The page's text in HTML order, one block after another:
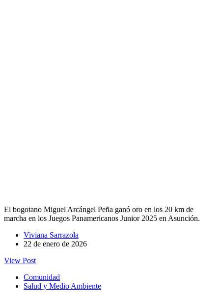
El bogotano Miguel Arcángel Peña ganó oro en los 20 km de
marcha en los Juegos Panamericanos Junior 2025 en Asunción.
Viviana Sarrazola
22 de enero de 2026
View Post
Comunidad
Salud y Medio Ambiente